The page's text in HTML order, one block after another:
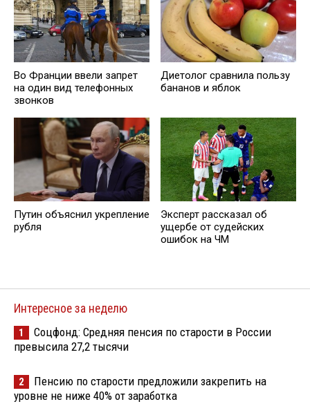
Во Франции ввели запрет
на один вид телефонных
звонков
Диетолог сравнила пользу
бананов и яблок
Путин объяснил укрепление
рубля
Эксперт рассказал об
ущербе от судейских
ошибок на ЧМ
Интересное за неделю
1
Соцфонд: Средняя пенсия по старости в России
превысила 27,2 тысячи
2
Пенсию по старости предложили закрепить на
уровне не ниже 40% от заработка